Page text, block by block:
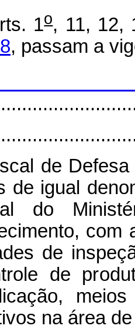
1o, 11, 12,
, passam a
de
de igual
do
com
de
de
na área